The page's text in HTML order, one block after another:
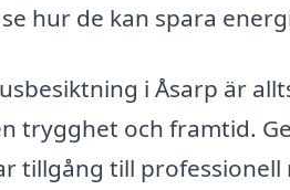
hur de kan spara
i Åsarp är
trygghet och framtid.
tillgång till